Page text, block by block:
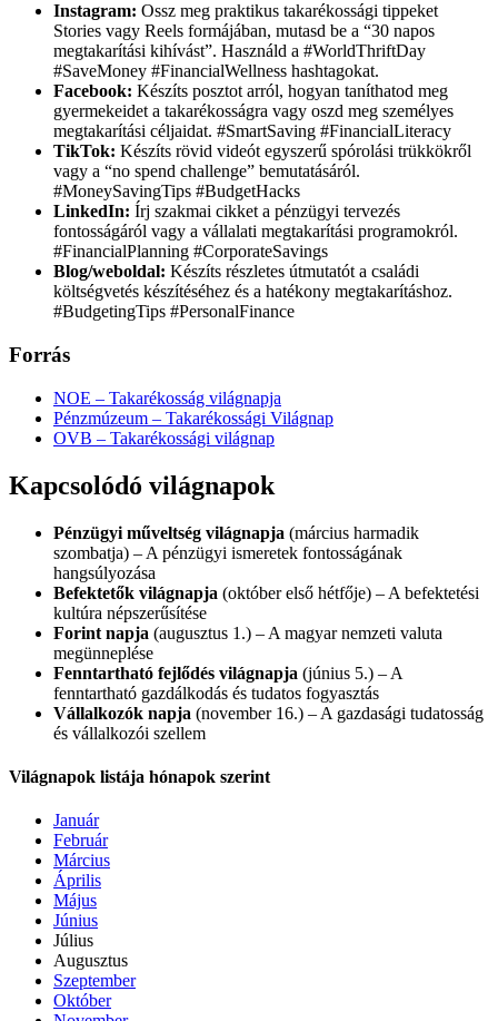
Instagram: Ossz meg praktikus takarékossági tippeket
Stories vagy Reels formájában, mutasd be a “30 napos
megtakarítási kihívást”. Használd a #WorldThriftDay
#SaveMoney #FinancialWellness hashtagokat.
Facebook: Készíts posztot arról, hogyan taníthatod meg
gyermekeidet a takarékosságra vagy oszd meg személyes
megtakarítási céljaidat. #SmartSaving #FinancialLiteracy
TikTok: Készíts rövid videót egyszerű spórolási trükkökről
vagy a “no spend challenge” bemutatásáról.
#MoneySavingTips #BudgetHacks
LinkedIn: Írj szakmai cikket a pénzügyi tervezés
fontosságáról vagy a vállalati megtakarítási programokról.
#FinancialPlanning #CorporateSavings
Blog/weboldal: Készíts részletes útmutatót a családi
költségvetés készítéséhez és a hatékony megtakarításhoz.
#BudgetingTips #PersonalFinance
Forrás
NOE – Takarékosság világnapja
Pénzmúzeum – Takarékossági Világnap
OVB – Takarékossági világnap
Kapcsolódó világnapok
Pénzügyi műveltség világnapja (március harmadik
szombatja) – A pénzügyi ismeretek fontosságának
hangsúlyozása
Befektetők világnapja (október első hétfője) – A befektetési
kultúra népszerűsítése
Forint napja (augusztus 1.) – A magyar nemzeti valuta
megünneplése
Fenntartható fejlődés világnapja (június 5.) – A
fenntartható gazdálkodás és tudatos fogyasztás
Vállalkozók napja (november 16.) – A gazdasági tudatosság
és vállalkozói szellem
Világnapok listája hónapok szerint
Január
Február
Március
Április
Május
Június
Július
Augusztus
Szeptember
Október